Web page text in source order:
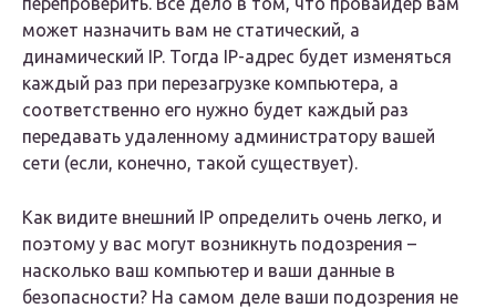
может назначить вам не статический, а
динамический IP. Тогда IP-адрес будет изменяться
каждый раз при перезагрузке компьютера, а
соответственно его нужно будет каждый раз
передавать удаленному администратору вашей
сети (если, конечно, такой существует).
Как видите внешний IP определить очень легко, и
поэтому у вас могут возникнуть подозрения –
насколько ваш компьютер и ваши данные в
безопасности? На самом деле ваши подозрения не